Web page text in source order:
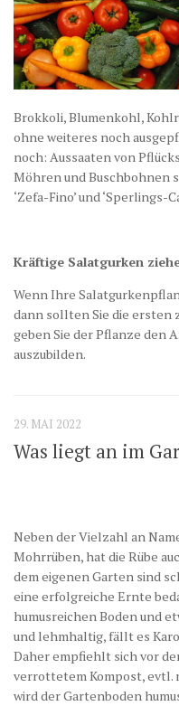
Brokkoli, Blumenkohl,
ohne weiteres noch
noch: Aussaaten von
Möhren und Buschbohnen
‘Zefa-Fino’ und
Kräftige Salatgurken
Wenn Ihre
dann sollten Sie die ersten
geben Sie der Pflanze den
auszubilden.
29. MAI 2022
Was liegt an im
Neben der Vielzahl an
Mohrrüben, hat die Rübe
dem eigenen Garten sind
eine erfolgreiche Ernte
humusreichen Boden und
und lehmhaltig, fällt es
Daher empfiehlt sich vor
verrottetem Kompost, evtl.
wird der Gartenboden